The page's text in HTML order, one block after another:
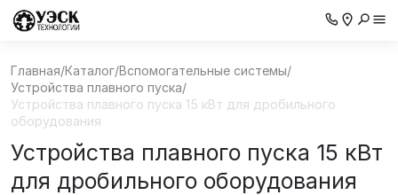
Главная/Каталог/Вспомогательные системы/
Устройства плавного пуска/
Устройства плавного пуска 15 кВт для дробильного
оборудования
Устройства плавного пуска 15 кВт
для дробильного оборудования